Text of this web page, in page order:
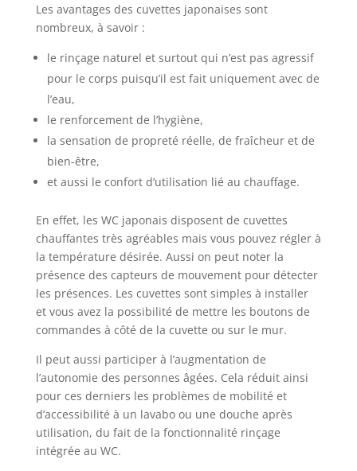
Les avantages des cuvettes japonaises sont
nombreux, à savoir :
le rinçage naturel et surtout qui n’est pas agressif
pour le corps puisqu’il est fait uniquement avec de
l’eau,
le renforcement de l’hygiène,
la sensation de propreté réelle, de fraîcheur et de
bien-être,
et aussi le confort d’utilisation lié au chauffage.
En effet, les WC japonais disposent de cuvettes
chauffantes très agréables mais vous pouvez régler à
la température désirée. Aussi on peut noter la
présence des capteurs de mouvement pour détecter
les présences. Les cuvettes sont simples à installer
et vous avez la possibilité de mettre les boutons de
commandes à côté de la cuvette ou sur le mur.
Il peut aussi participer à l’augmentation de
l’autonomie des personnes âgées. Cela réduit ainsi
pour ces derniers les problèmes de mobilité et
d’accessibilité à un lavabo ou une douche après
utilisation, du fait de la fonctionnalité rinçage
intégrée au WC.